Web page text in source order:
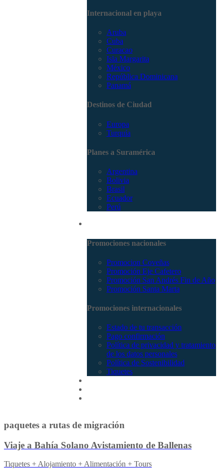
Internacional en playa
Aruba
Cuba
Curacao
Isla Margarita
México
República Dominicana
Panamá
Destinos de Ciudad
Europa
Turquía
Planes a Suramérica
Argentina
Bolivia
Brasil
Ecuador
Perú
Promociones nacionales
Promocion Coveñas
Promoción Eje Cafetero
Promoción San Andrés Fin de Año
Promoción Santa Marta
Promociones internacionales
Estado de tu transacción
Pago confirmación
Política de privacidad y tratamiento
de los datos personales
Política de Sostenibilidad
Tiquetes
paquetes a rutas de migración
Viaje a Bahía Solano Avistamiento de Ballenas
Tiquetes + Alojamiento + Alimentación + Tours